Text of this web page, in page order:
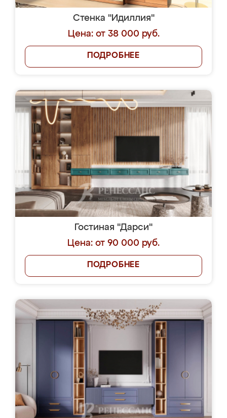
Стенка "Идиллия"
Цена: от 38 000 руб.
ПОДРОБНЕЕ
Гостиная "Дарси"
Цена: от 90 000 руб.
ПОДРОБНЕЕ